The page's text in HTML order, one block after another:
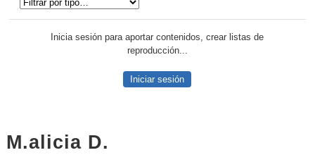
Inicia sesión para aportar contenidos, crear listas de
reproducción...
Iniciar sesión
M.alicia D.